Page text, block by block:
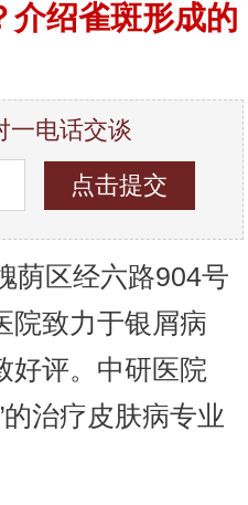
介绍雀斑形成的
一电话交谈
荫区经六路904号
院致力于银屑病
好评。中研医院
治疗皮肤病专业